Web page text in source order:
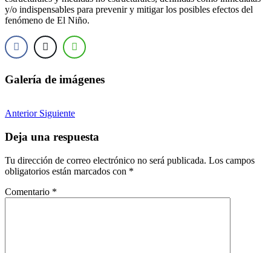
y/o indispensables para prevenir y mitigar los posibles efectos del
fenómeno de El Niño.
Galería de imágenes
Anterior Siguiente
Deja una respuesta
Tu dirección de correo electrónico no será publicada. Los campos
obligatorios están marcados con *
Comentario *